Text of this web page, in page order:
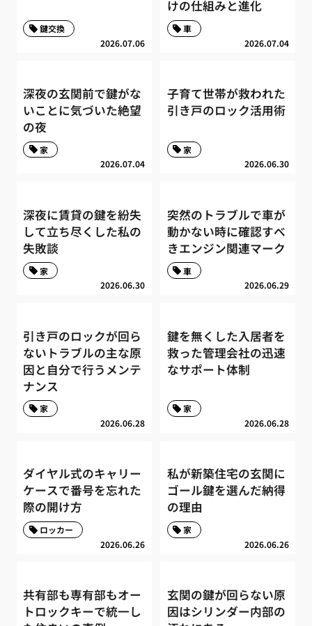
2026.07.06
鍵交換
けの仕組みと進化
2026.07.04
車
深夜の玄関前で鍵がな
いことに気づいた絶望
の夜
2026.07.04
家
子育て世帯が救われた
引き戸のロック活用術
2026.06.30
家
深夜に賃貸の鍵を紛失
して立ち尽くした私の
失敗談
2026.06.30
家
突然のトラブルで車が
動かない時に確認すべ
きエンジン関連マーク
2026.06.29
車
引き戸のロックが回ら
ないトラブルの主な原
因と自分で行うメンテ
ナンス
2026.06.28
家
鍵を無くした入居者を
救った管理会社の迅速
なサポート体制
2026.06.28
家
ダイヤル式のキャリー
ケースで番号を忘れた
際の開け方
2026.06.26
ロッカー
私が新築住宅の玄関に
ゴール鍵を選んだ納得
の理由
2026.06.26
家
共有部も専有部もオー
トロックキーで統一し
玄関の鍵が回らない原
因はシリンダー内部の